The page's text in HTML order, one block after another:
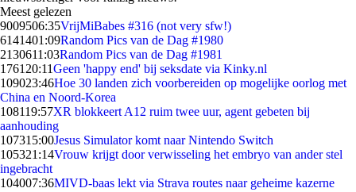
Meest gelezen
9009506:35VrijMiBabes #316 (not very sfw!)
6141401:09Random Pics van de Dag #1980
2130611:03Random Pics van de Dag #1981
1761 20:11Geen 'happy end' bij seksdate via Kinky.nl
109023:46Hoe 30 landen zich voorbereiden op mogelijke oorlog met
China en Noord-Korea
108119:57XR blokkeert A12 ruim twee uur, agent gebeten bij
aanhouding
107315:00Jesus Simulator komt naar Nintendo Switch
105321:14Vrouw krijgt door verwisseling het embryo van ander stel
ingebracht
104007:36MIVD-baas lekt via Strava routes naar geheime kazerne